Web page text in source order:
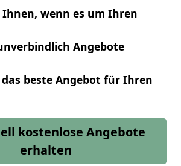
wenn es um Ihren
Angebote
das beste Angebot für Ihren
kostenlose Angebote
erhalten